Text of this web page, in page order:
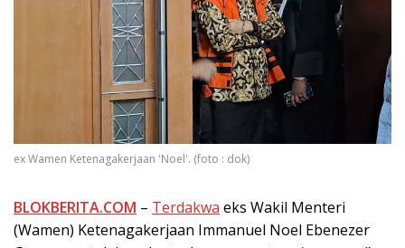
ex Wamen Ketenagakerjaan 'Noel'. (foto : dok)
BLOKBERITA.COM – Terdakwa eks Wakil Menteri
(Wamen) Ketenagakerjaan Immanuel Noel Ebenezer